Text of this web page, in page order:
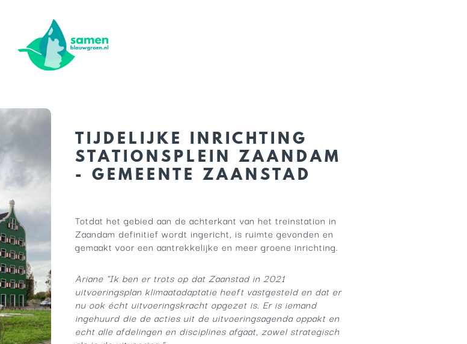
TIJDELIJKE INRICHTING
STATIONSPLEIN ZAANDAM
- GEMEENTE ZAANSTAD
Totdat het gebied aan de achterkant van het treinstation in
Zaandam definitief wordt ingericht, is ruimte gevonden en
gemaakt voor een aantrekkelijke en meer groene inrichting.
Ariane "Ik ben er trots op dat Zaanstad in 2021
uitvoeringsplan klimaatadaptatie heeft vastgesteld en dat er
nu ook écht uitvoeringskracht opgezet is. Er is iemand
ingehuurd die de acties uit de uitvoeringsagenda oppakt en
echt alle afdelingen en disciplines afgaat, zowel strategisch